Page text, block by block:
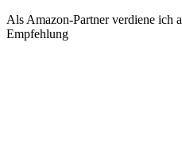
Als Amazon-Partner verdiene ich
Empfehlung